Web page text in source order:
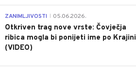
ZANIMLJIVOSTI 05.06.2026.
Otkriven trag nove vrste: Čovječja
ribica mogla bi ponijeti ime po Krajini
(VIDEO)